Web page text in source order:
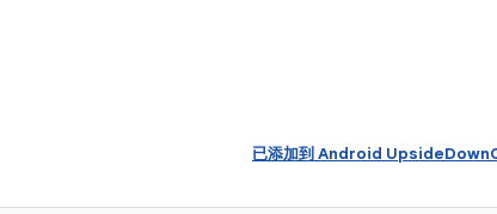
已添加到 Android